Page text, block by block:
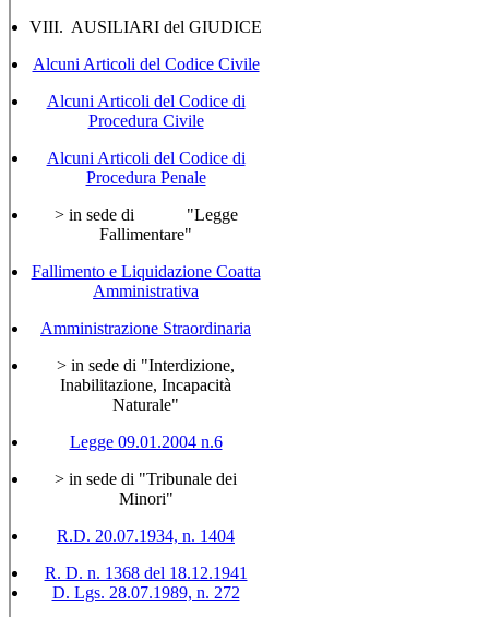
VIII. AUSILIARI del GIUDICE
Alcuni Articoli del Codice Civile
Alcuni Articoli del Codice di
Procedura Civile
Alcuni Articoli del Codice di
Procedura Penale
> in sede di "Legge
Fallimentare"
Fallimento e Liquidazione Coatta
Amministrativa
Amministrazione Straordinaria
> in sede di "Interdizione,
Inabilitazione, Incapacità
Naturale"
Legge 09.01.2004 n.6
> in sede di "Tribunale dei
Minori"
R.D. 20.07.1934, n. 1404
R. D. n. 1368 del 18.12.1941
D. Lgs. 28.07.1989, n. 272